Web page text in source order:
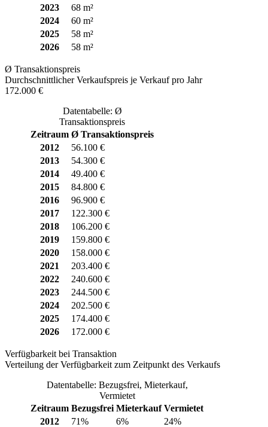
2023
68 m²
2024
60 m²
2025
58 m²
2026
58 m²
Ø Transaktionspreis
Durchschnittlicher Verkaufspreis je Verkauf pro Jahr
172.000 €
Datentabelle: Ø
Transaktionspreis
Zeitraum Ø Transaktionspreis
2012
56.100 €
2013
54.300 €
2014
49.400 €
2015
84.800 €
2016
96.900 €
2017
122.300 €
2018
106.200 €
2019
159.800 €
2020
158.000 €
2021
203.400 €
2022
240.600 €
2023
244.500 €
2024
202.500 €
2025
174.400 €
2026
172.000 €
Verfügbarkeit bei Transaktion
Verteilung der Verfügbarkeit zum Zeitpunkt des Verkaufs
Datentabelle: Bezugsfrei, Mieterkauf,
Vermietet
Zeitraum Bezugsfrei Mieterkauf Vermietet
2012
71% 6%
24%